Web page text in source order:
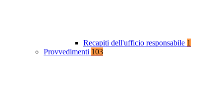
Recapiti dell'ufficio responsabile 1
Provvedimenti 103